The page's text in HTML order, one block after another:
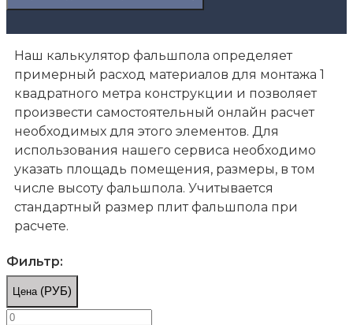
Фальшполы
Плиты фальшопола 600х600
Наш калькулятор фальшпола определяет
примерный расход материалов для монтажа 1
квадратного метра конструкции и позволяет
произвести самостоятельный онлайн расчет
необходимых для этого элементов. Для
использования нашего сервиса необходимо
указать площадь помещения, размеры, в том
числе высоту фальшпола. Учитывается
стандартный размер плит фальшпола при
расчете.
Фильтр:
Цена (РУБ)